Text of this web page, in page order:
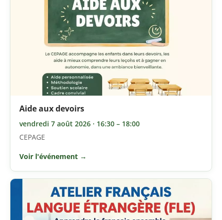
Aide aux devoirs
vendredi 7 août 2026 · 16:30 – 18:00
CEPAGE
Voir l'événement →